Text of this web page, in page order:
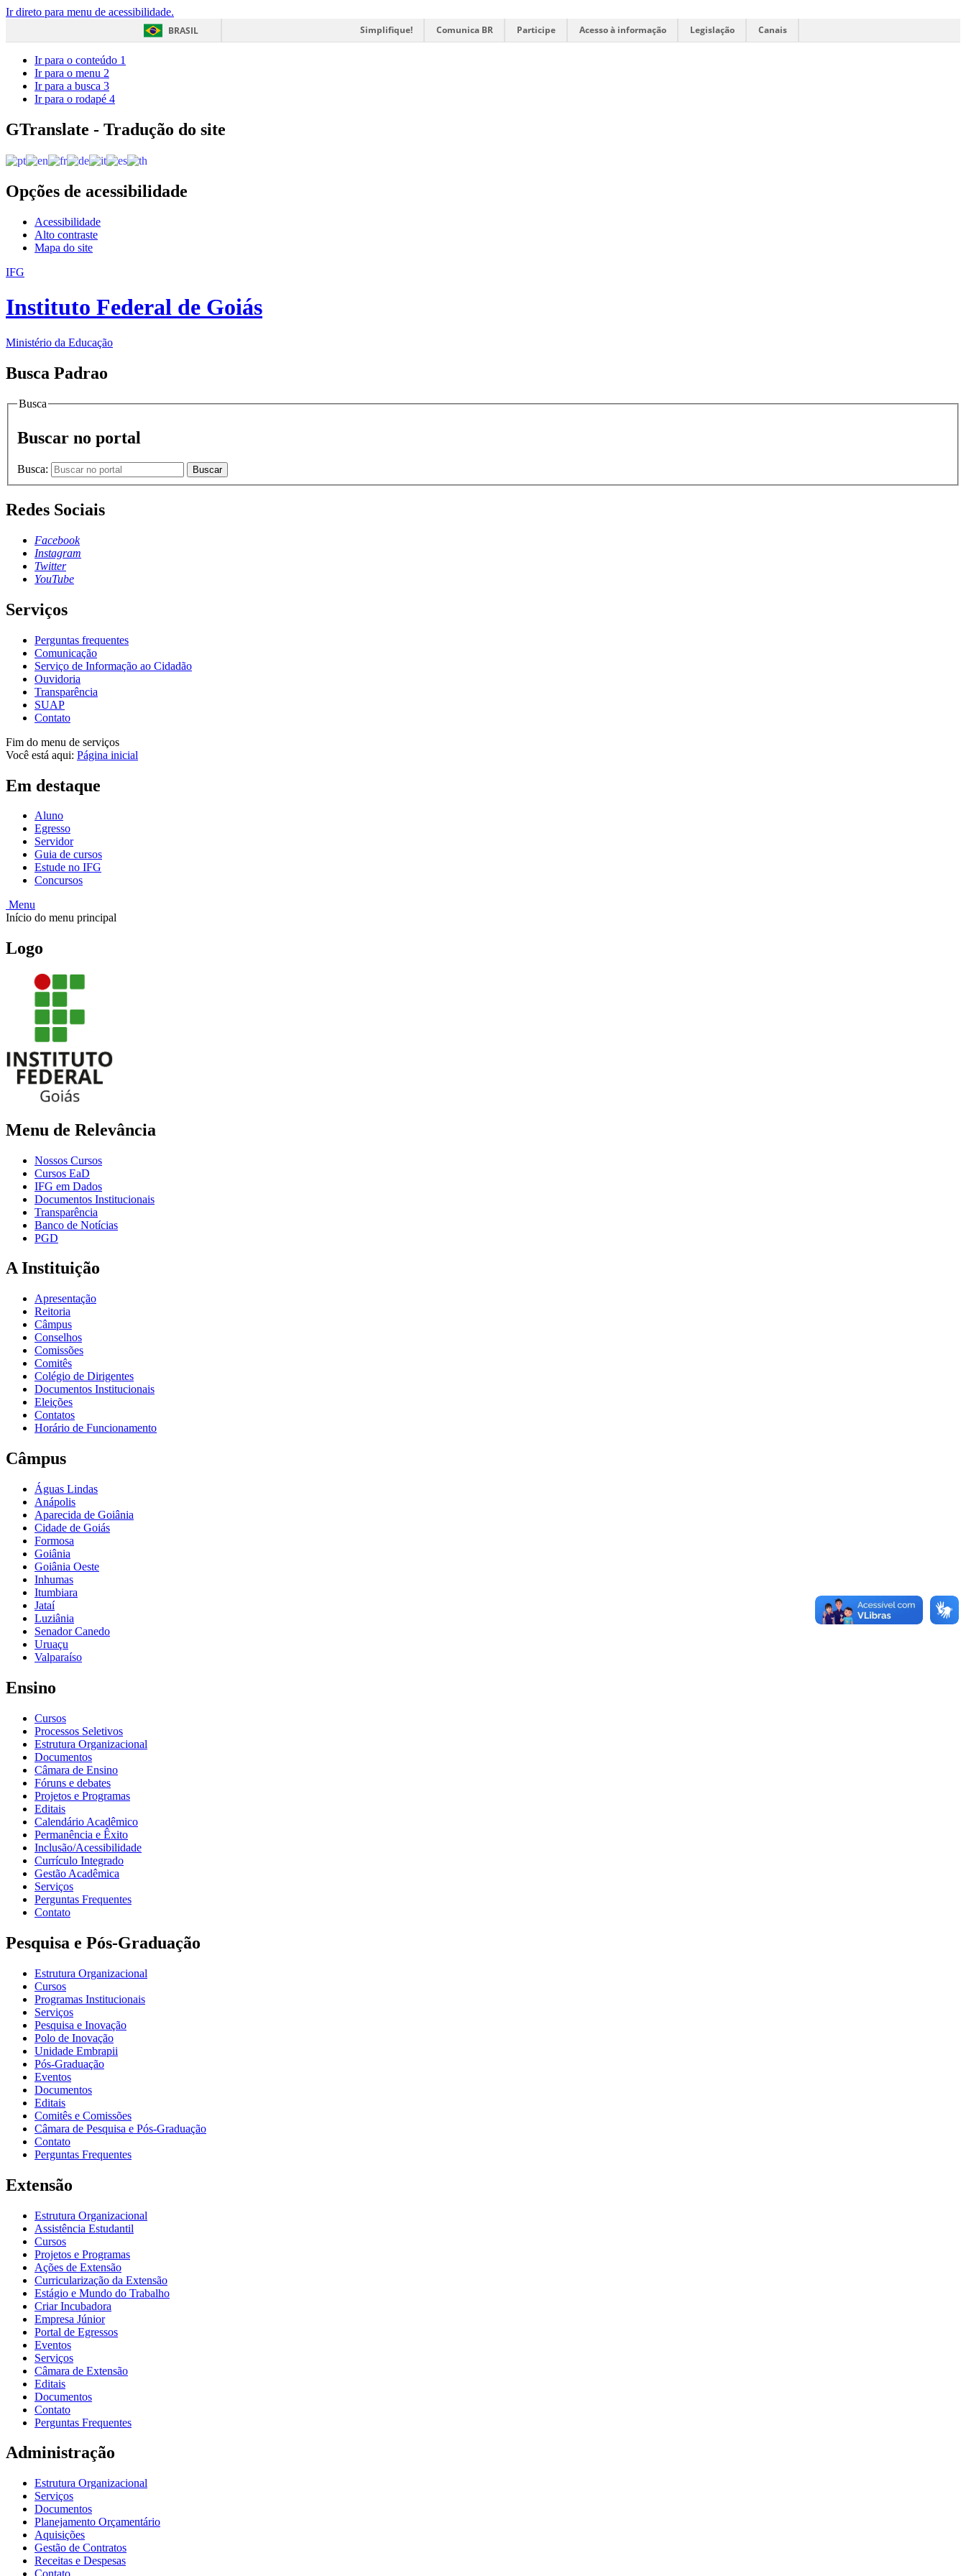
Ir direto para menu de acessibilidade.
BRASIL
Simplifique! Comunica BR Participe Acesso à informação Legislação Canais
Ir para o conteúdo 1
Ir para o menu 2
Ir para a busca 3
Ir para o rodapé 4
GTranslate - Tradução do site
Opções de acessibilidade
Acessibilidade
Alto contraste
Mapa do site
IFG
Instituto Federal de Goiás
Ministério da Educação
Busca Padrao
Busca
Buscar no portal
Busca: Buscar
Redes Sociais
Facebook
Instagram
Twitter
YouTube
Serviços
Perguntas frequentes
Comunicação
Serviço de Informação ao Cidadão
Ouvidoria
Transparência
SUAP
Contato
Fim do menu de serviços
Você está aqui: Página inicial
Em destaque
Aluno
Egresso
Servidor
Guia de cursos
Estude no IFG
Concursos
Menu
Início do menu principal
Logo
Menu de Relevância
Nossos Cursos
Cursos EaD
IFG em Dados
Documentos Institucionais
Transparência
Banco de Notícias
PGD
A Instituição
Apresentação
Reitoria
Câmpus
Conselhos
Comissões
Comitês
Colégio de Dirigentes
Documentos Institucionais
Eleições
Contatos
Horário de Funcionamento
Câmpus
Águas Lindas
Anápolis
Aparecida de Goiânia
Cidade de Goiás
Formosa
Goiânia
Goiânia Oeste
Inhumas
Itumbiara
Jataí
Luziânia
Senador Canedo
Uruaçu
Valparaíso
Ensino
Cursos
Processos Seletivos
Estrutura Organizacional
Documentos
Câmara de Ensino
Fóruns e debates
Projetos e Programas
Editais
Calendário Acadêmico
Permanência e Êxito
Inclusão/Acessibilidade
Currículo Integrado
Gestão Acadêmica
Serviços
Perguntas Frequentes
Contato
Pesquisa e Pós-Graduação
Estrutura Organizacional
Cursos
Programas Institucionais
Serviços
Pesquisa e Inovação
Polo de Inovação
Unidade Embrapii
Pós-Graduação
Eventos
Documentos
Editais
Comitês e Comissões
Câmara de Pesquisa e Pós-Graduação
Contato
Perguntas Frequentes
Extensão
Estrutura Organizacional
Assistência Estudantil
Cursos
Projetos e Programas
Ações de Extensão
Curricularização da Extensão
Estágio e Mundo do Trabalho
Criar Incubadora
Empresa Júnior
Portal de Egressos
Eventos
Serviços
Câmara de Extensão
Editais
Documentos
Contato
Perguntas Frequentes
Administração
Estrutura Organizacional
Serviços
Documentos
Planejamento Orçamentário
Aquisições
Gestão de Contratos
Receitas e Despesas